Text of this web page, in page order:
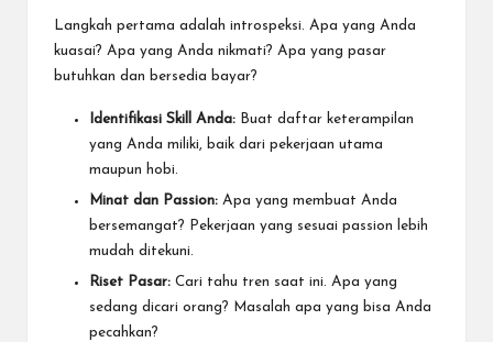
Langkah pertama adalah introspeksi. Apa yang Anda
kuasai? Apa yang Anda nikmati? Apa yang pasar
butuhkan dan bersedia bayar?
Identifikasi Skill Anda: Buat daftar keterampilan
yang Anda miliki, baik dari pekerjaan utama
maupun hobi.
Minat dan Passion: Apa yang membuat Anda
bersemangat? Pekerjaan yang sesuai passion lebih
mudah ditekuni.
Riset Pasar: Cari tahu tren saat ini. Apa yang
sedang dicari orang? Masalah apa yang bisa Anda
pecahkan?